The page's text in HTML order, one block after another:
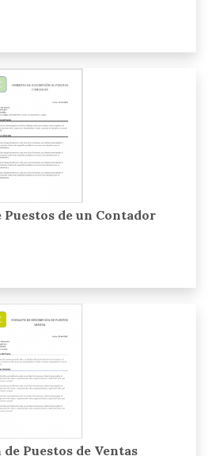
de un Contador
Puestos de Ventas